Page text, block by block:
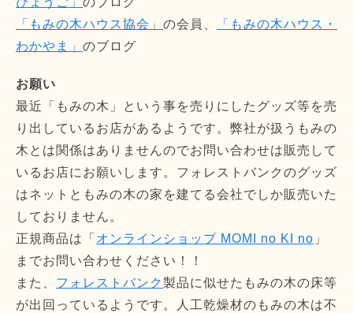
「もみの木ハウス協会」 の会員、
「もみの木ハウス・
わかやま」 のブログ
お願い
最近「もみの木」という事を売りにしたグッズ等を売
り出しているお店があるようです。弊社が扱うもみの
木とは関係はありませんのでお問い合わせは販売して
いるお店にお願いします。フォレストバンクのグッズ
はネットともみの木の家を建てる会社でしか販売いた
しておりません。
正規商品は「 オンラインショップ MOMI no KI no 」
までお問い合わせください！！
また、 フォレストバンク製品に似せたもみの木の床等
が出回っているようです。人工乾燥材のもみの木は不